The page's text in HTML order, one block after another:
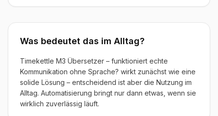
Was bedeutet das im Alltag?
Timekettle M3 Übersetzer – funktioniert echte
Kommunikation ohne Sprache? wirkt zunächst wie eine
solide Lösung – entscheidend ist aber die Nutzung im
Alltag. Automatisierung bringt nur dann etwas, wenn sie
wirklich zuverlässig läuft.